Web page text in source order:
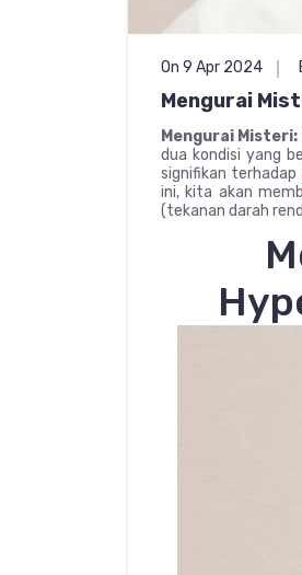
On 9 Apr 2024
Mengurai
Mengurai
dua kondisi yang
signifikan terhadap
ini, kita akan
(tekanan darah